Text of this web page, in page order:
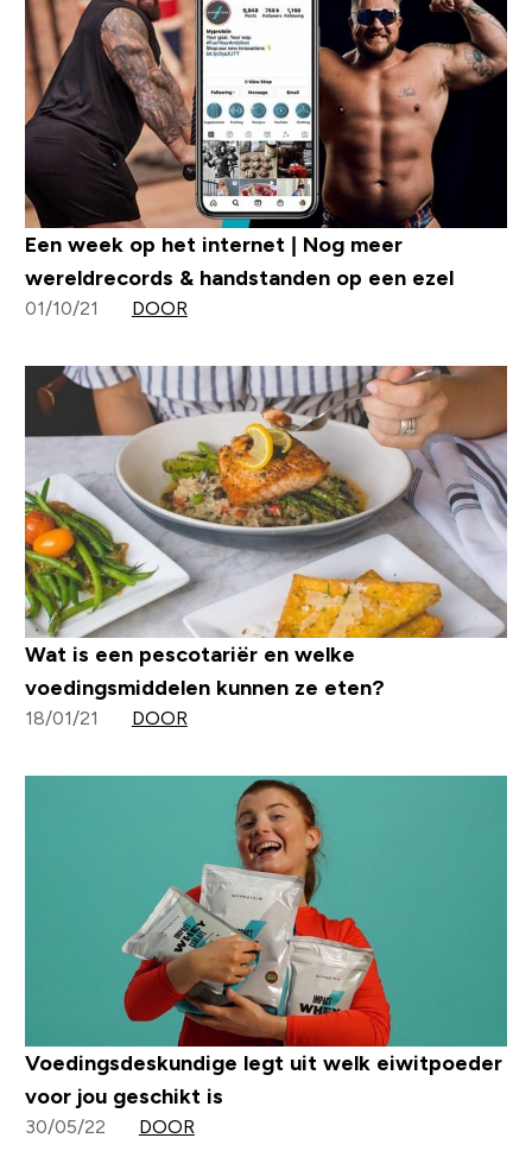
Een week op het internet | Nog meer
wereldrecords & handstanden op een ezel
01/10/21 DOOR
Wat is een pescotariër en welke
voedingsmiddelen kunnen ze eten?
18/01/21 DOOR
Voedingsdeskundige legt uit welk eiwitpoeder
voor jou geschikt is
30/05/22 DOOR